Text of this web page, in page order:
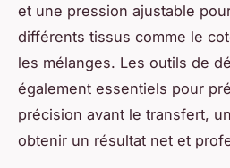
et une pression ajustable
différents tissus comme le
les mélanges. Les outils de
également essentiels pour
précision avant le transfert,
obtenir un résultat net et